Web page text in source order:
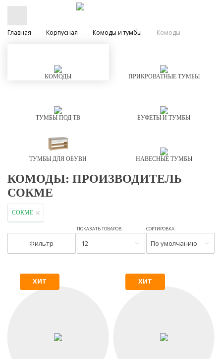
Главная Корпусная Комоды и тумбы Комоды
КОМОДЫ ПРИКРОВАТНЫЕ ТУМБЫ
ТУМБЫ ПОД ТВ БУФЕТЫ И ТУМБЫ
ТУМБЫ ДЛЯ ОБУВИ НАВЕСНЫЕ ТУМБЫ
КОМОДЫ: ПРОИЗВОДИТЕЛЬ
СОКМЕ
СОКМЕ
Фильтр
ПОКАЗАТЬ ТОВАРОВ:
12
СОРТИРОВКА:
По умолчанию
ХИТ ХИТ